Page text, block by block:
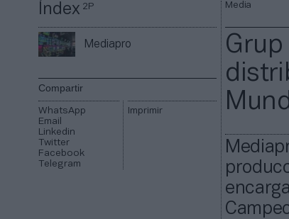
Índex2P
Mediapro
Compartir
WhatsApp
Email
Linkedin
Twitter
Facebook
Telegram
Imprimir
Media